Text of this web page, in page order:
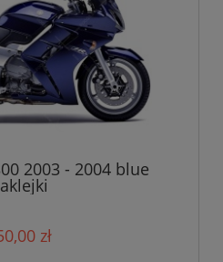
2003 - 2004 blue
zł